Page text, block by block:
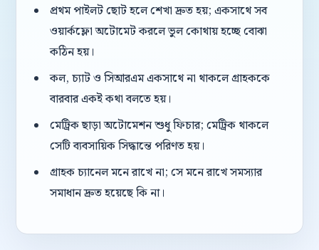
প্রথম পাইলট ছোট হলে শেখা দ্রুত হয়; একসাথে সব
ওয়ার্কফ্লো অটোমেট করলে ভুল কোথায় হচ্ছে বোঝা
কঠিন হয়।
কল, চ্যাট ও সিআরএম একসাথে না থাকলে গ্রাহককে
বারবার একই কথা বলতে হয়।
মেট্রিক ছাড়া অটোমেশন শুধু ফিচার; মেট্রিক থাকলে
সেটি ব্যবসায়িক সিদ্ধান্তে পরিণত হয়।
গ্রাহক চ্যানেল মনে রাখে না; সে মনে রাখে সমস্যার
সমাধান দ্রুত হয়েছে কি না।